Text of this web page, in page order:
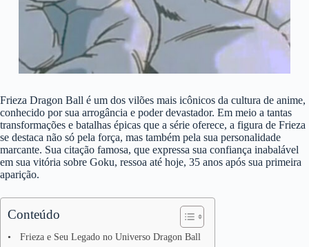
Frieza Dragon Ball é um dos vilões mais icônicos da cultura de anime,
conhecido por sua arrogância e poder devastador. Em meio a tantas
transformações e batalhas épicas que a série oferece, a figura de Frieza
se destaca não só pela força, mas também pela sua personalidade
marcante. Sua citação famosa, que expressa sua confiança inabalável
em sua vitória sobre Goku, ressoa até hoje, 35 anos após sua primeira
aparição.
Conteúdo
Frieza e Seu Legado no Universo Dragon Ball